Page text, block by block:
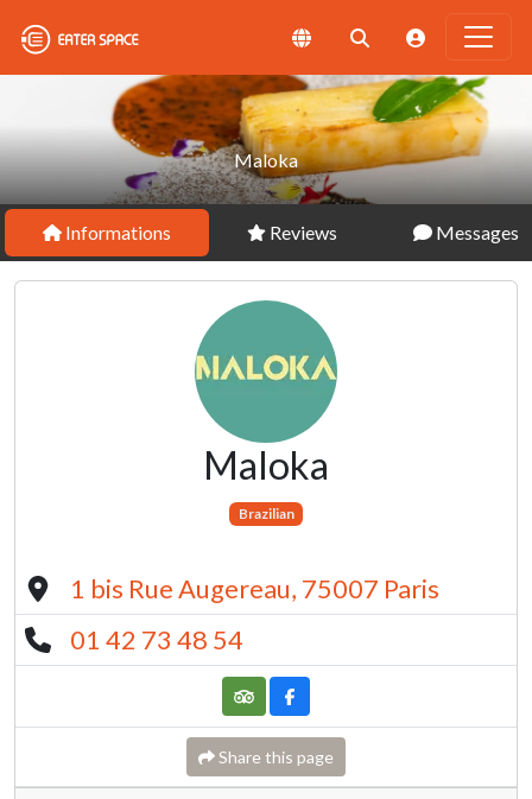
Maloka
Informations Reviews Messages
Maloka
Brazilian
1 bis Rue Augereau, 75007 Paris
01 42 73 48 54
Share this page